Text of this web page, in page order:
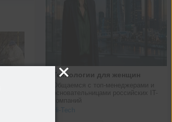
Технологии для женщин
Общаемся с топ-менеджерами и
основательницами российских IT-
компаний
Hi-Tech